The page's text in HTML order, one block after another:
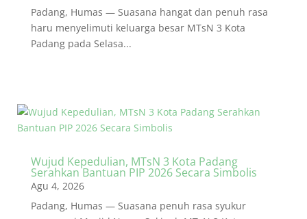
Padang, Humas — Suasana hangat dan penuh rasa
haru menyelimuti keluarga besar MTsN 3 Kota
Padang pada Selasa...
Wujud Kepedulian, MTsN 3 Kota Padang
Serahkan Bantuan PIP 2026 Secara Simbolis
Agu 4, 2026
Padang, Humas — Suasana penuh rasa syukur